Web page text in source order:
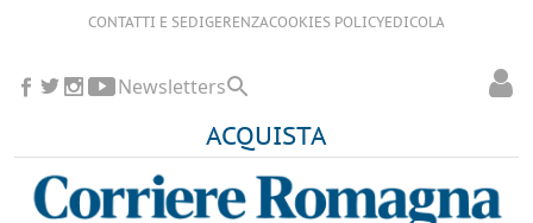
CONTATTI E SEDIGERENZACOOKIES POLICYEDICOLA
ACQUISTA
Newsletters